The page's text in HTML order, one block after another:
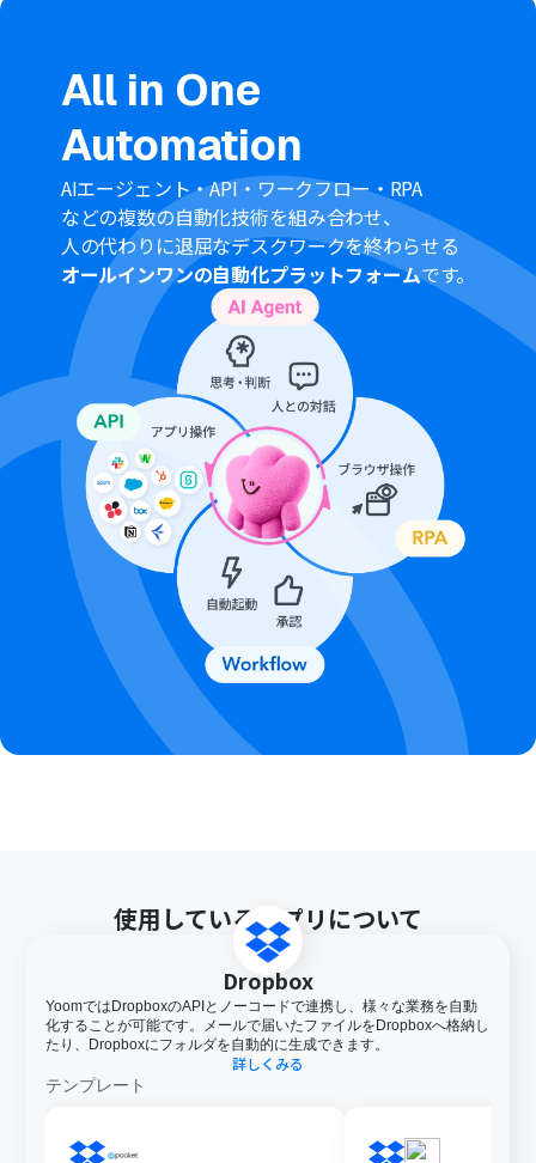
ダのパスを正しく設定してください。
変換後のWAVファイルをアップロードするDropboxの
「ファイルをアップロード」アクションでは、保存先とな
るフォルダのパスを任意で設定してください。
‍■注意事項
DropboxとYoomを連携してください。
トリガーは5分、10分、15分、30分、60分の間隔で起動
間隔を選択できます。
プランによって最短の起動間隔が異なりますので、ご注意
ください。
ブラウザを操作するオペレーションはサクセスプランで
のみご利用いただける機能となっております。フリープラ
ン・ミニプラン・チームプランの場合は設定しているフロ
ーボットのオペレーションはエラーとなりますので、ご注
意ください。
サクセスプランなどの有料プランは、2週間の無料トライ
アルを行うことが可能です。無料トライアル中には制限対
象のアプリやブラウザを操作するオペレーションを使用
することができます。
ブラウザを操作するオペレーションの設定方法は以下を
ご参照ください。
https://intercom.help/yoom/ja/articles/9099691
All in One
Automation
AIエージェント・API・ワークフロー・RPA
などの複数の自動化技術を組み合わせ、
人の代わりに退屈なデスクワークを終わらせる
オールインワンの自動化プラットフォームです。
使用しているアプリについて
Dropbox
YoomではDropboxのAPIとノーコードで連携し、様々な業務を自動
化することが可能です。メールで届いたファイルをDropboxへ格納し
たり、Dropboxにフォルダを自動的に生成できます。
詳しくみる
テンプレート